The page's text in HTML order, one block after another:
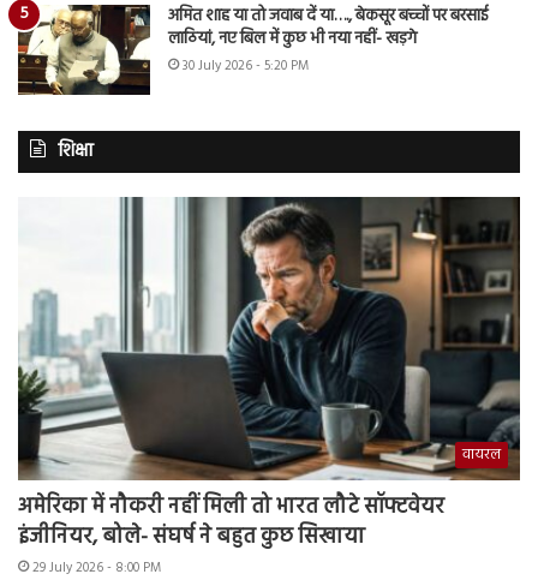
अमित शाह या तो जवाब दें या…., बेकसूर बच्चों पर बरसाई
लाठियां, नए बिल में कुछ भी नया नहीं- खड़गे
30 July 2026 - 5:20 PM
शिक्षा
वायरल
अमेरिका में नौकरी नहीं मिली तो भारत लौटे सॉफ्टवेयर
इंजीनियर, बोले- संघर्ष ने बहुत कुछ सिखाया
29 July 2026 - 8:00 PM